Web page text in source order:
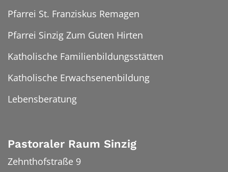
Pfarrei St. Franziskus Remagen
Pfarrei Sinzig Zum Guten Hirten
Katholische Familienbildungsstätten
Katholische Erwachsenenbildung
Lebensberatung
Pastoraler Raum Sinzig
Zehnthofstraße 9